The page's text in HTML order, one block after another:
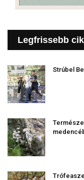
Legfrissebb
Strúbel